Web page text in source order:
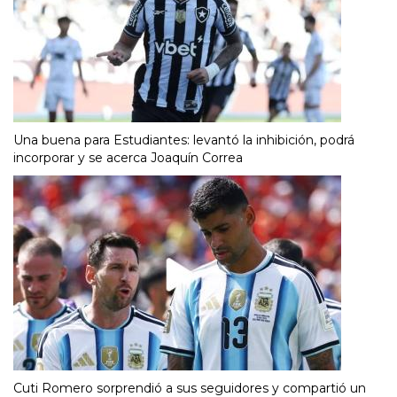
Una buena para Estudiantes: levantó la inhibición, podrá
incorporar y se acerca Joaquín Correa
Cuti Romero sorprendió a sus seguidores y compartió un